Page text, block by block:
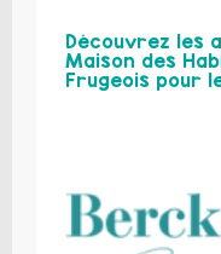
Découvrez les
Maison des
Frugeois pour